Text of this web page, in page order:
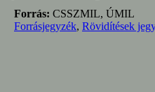
Forrás: CSSZMIL, ÚMIL
Forrásjegyzék, Rövidítések